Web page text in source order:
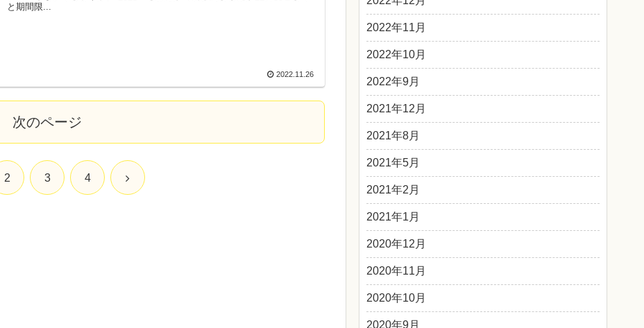
と期間限...
2022.11.26
次のページ
2 3 4
2022年11月
2022年10月
2022年9月
2021年12月
2021年8月
2021年5月
2021年2月
2021年1月
2020年12月
2020年11月
2020年10月
2020年9月